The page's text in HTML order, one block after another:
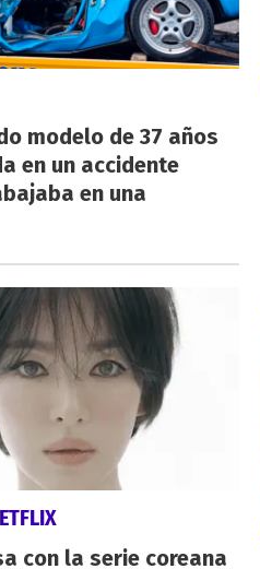
modelo de 37 años
en un accidente
en una
con la serie coreana